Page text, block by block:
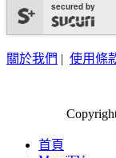
secured by
關於我們 | 使用條
首頁